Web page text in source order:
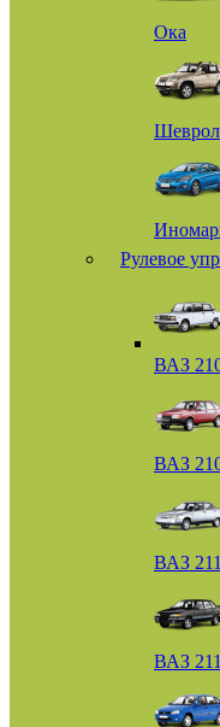
Ока
Рулевое
ВАЗ
ВАЗ
ВАЗ
ВАЗ